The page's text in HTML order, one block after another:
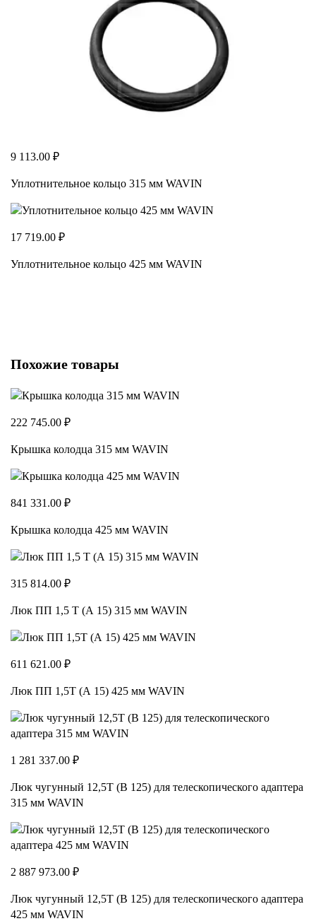
9 113.00 ₽
Уплотнительное кольцо 315 мм WAVIN
17 719.00 ₽
Уплотнительное кольцо 425 мм WAVIN
Похожие товары
222 745.00 ₽
Крышка колодца 315 мм WAVIN
841 331.00 ₽
Крышка колодца 425 мм WAVIN
315 814.00 ₽
Люк ПП 1,5 Т (А 15) 315 мм WAVIN
611 621.00 ₽
Люк ПП 1,5Т (А 15) 425 мм WAVIN
1 281 337.00 ₽
Люк чугунный 12,5Т (В 125) для телескопического адаптера
315 мм WAVIN
2 887 973.00 ₽
Люк чугунный 12,5Т (В 125) для телескопического адаптера
425 мм WAVIN